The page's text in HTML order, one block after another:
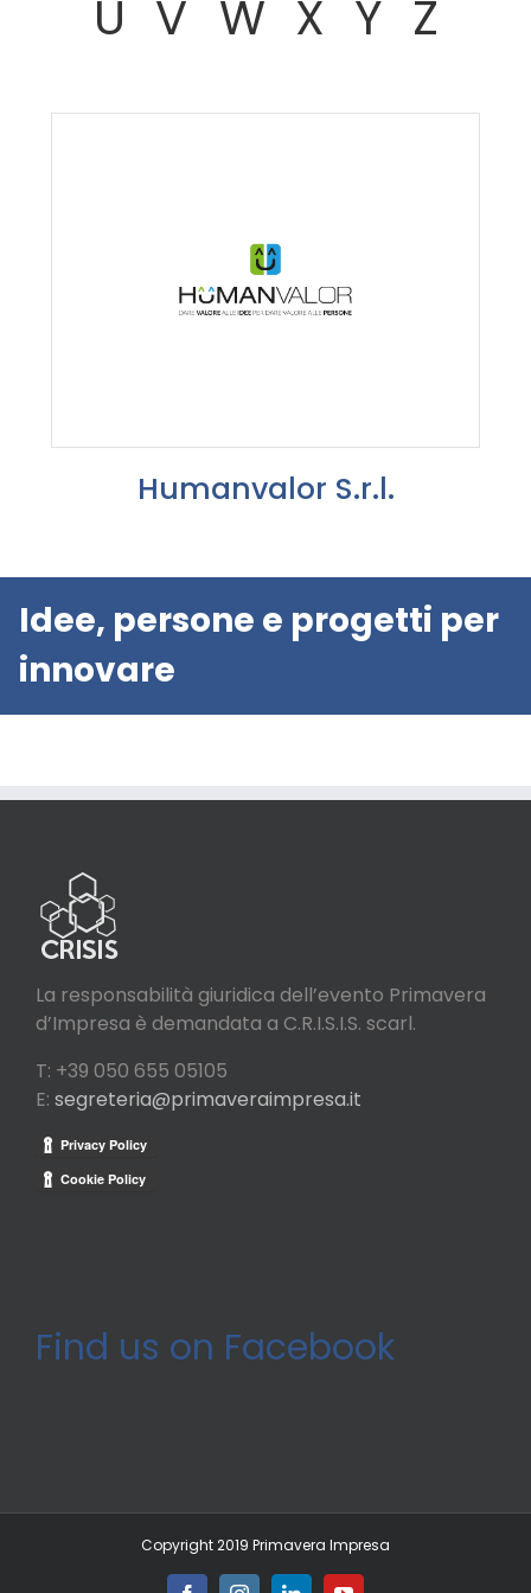
U V W X Y Z
Humanvalor S.r.l.
Idee, persone e progetti per
innovare
La responsabilità giuridica dell’evento Primavera
d’Impresa è demandata a C.R.I.S.I.S. scarl.
T: +39 050 655 05105
E: segreteria@primaveraimpresa.it
Find us on Facebook
Copyright 2019 Primavera Impresa